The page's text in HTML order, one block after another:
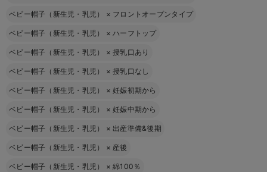
ベビー帽子（新生児・乳児） × フロントオープンタイプ
ベビー帽子（新生児・乳児） ×ハーフトップ
ベビー帽子（新生児・乳児） ×授乳口あり
ベビー帽子（新生児・乳児） ×授乳口なし
ベビー帽子（新生児・乳児） ×妊娠初期から
ベビー帽子（新生児・乳児） ×妊娠中期から
ベビー帽子（新生児・乳児） × 出産準備&後期
ベビー帽子（新生児・乳児） × 産後
ベビー帽子（新生児・乳児） ×綿100％